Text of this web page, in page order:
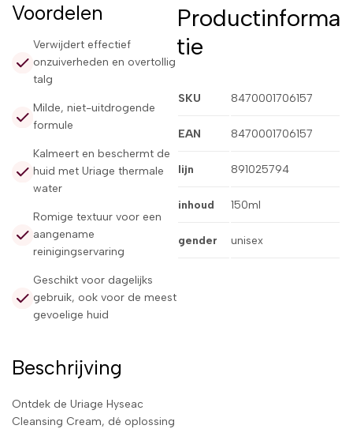
Voordelen
Verwijdert effectief
onzuiverheden en overtollig
talg
Milde, niet-uitdrogende
formule
Kalmeert en beschermt de
huid met Uriage thermale
water
Romige textuur voor een
aangename
reinigingservaring
Geschikt voor dagelijks
gebruik, ook voor de meest
gevoelige huid
Beschrijving
Ontdek de Uriage Hyseac
Cleansing Cream, dé oplossing
Productinforma
tie
SKU 8470001706157
EAN 8470001706157
lijn 891025794
inhoud 150ml
gender unisex